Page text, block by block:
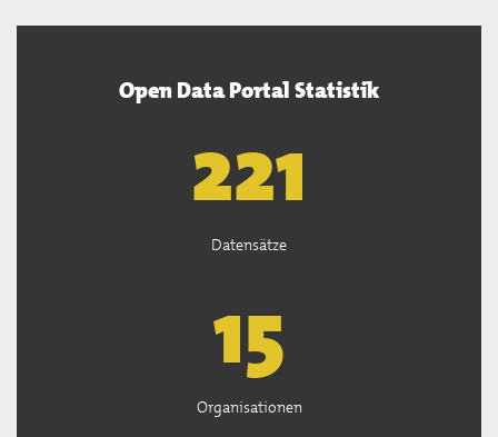
Open Data Portal Statistik
222
Datensätze
15
Organisationen